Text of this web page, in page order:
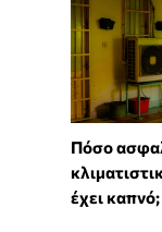
Πόσο
έχει καπνό;